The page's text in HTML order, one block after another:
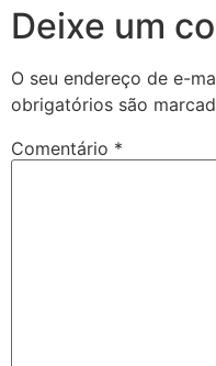
Deixe um
O seu endereço de e-
obrigatórios são
Comentário *